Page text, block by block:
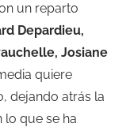
un reparto
Depardieu,
Josiane
quiere
dejando atrás la
lo que se ha